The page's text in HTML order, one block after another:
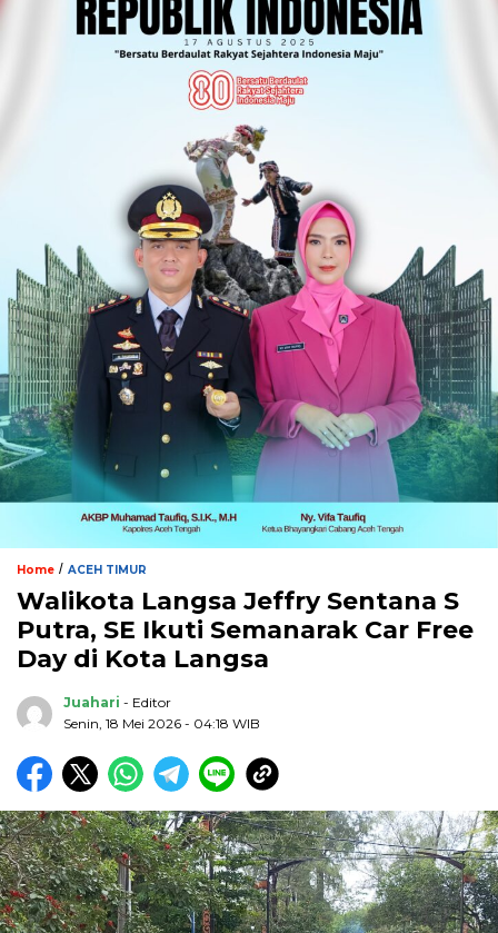
Home / ACEH TIMUR
Walikota Langsa Jeffry Sentana S
Putra, SE Ikuti Semanarak Car Free
Day di Kota Langsa
Juahari - Editor
Senin, 18 Mei 2026 - 04:18 WIB